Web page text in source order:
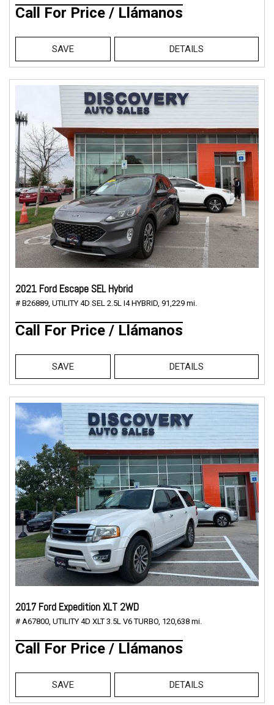
Call For Price / Llámanos
SAVE DETAILS
2021 Ford Escape SEL Hybrid
# B26889, UTILITY 4D SEL 2.5L I4 HYBRID, 91,229 mi.
Call For Price / Llámanos
SAVE DETAILS
2017 Ford Expedition XLT 2WD
# A67800, UTILITY 4D XLT 3.5L V6 TURBO, 120,638 mi.
Call For Price / Llámanos
SAVE DETAILS